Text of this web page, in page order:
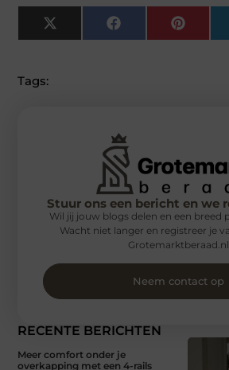
X
(Twitter)
Facebook
Tags:
RECENTE BERICHTEN
Meer comfort onder je
overkapping met een 4-rails
Stuur ons een bericht en we
Wil jij jouw blogs delen en een breed
Wacht niet langer en registreer je
Grotemarktberaad.nl
Neem contact op